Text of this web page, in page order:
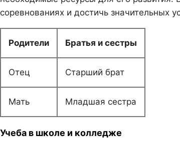
соревнованиях и достичь значительных
Родители Братья и сестры
Отец Старший брат
Мать Младшая сестра
Учеба в школе и колледже